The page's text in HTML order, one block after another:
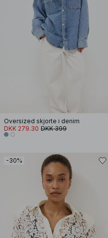
Oversized skjorte i denim
DKK 279.30 DKK 399
-30%